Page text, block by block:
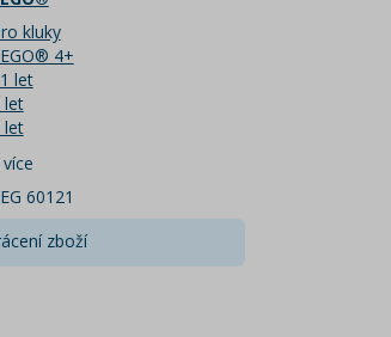
kluky
4+
let
let
let
více
60121
zboží